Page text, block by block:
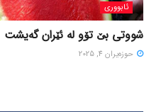
ئابووری
شووتی بێ تۆو لە ئێران گەیشت
حوزه‌یران 4, 2025